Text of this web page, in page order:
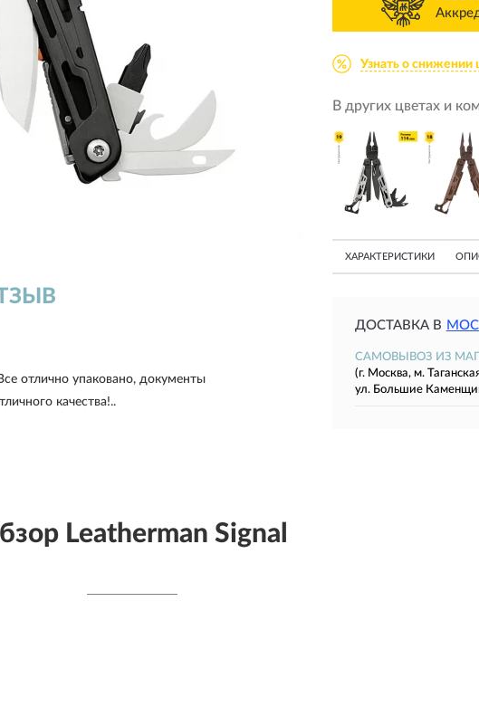
отлично упаковано, документы
качества!..
Узнать о снижении
В других цветах и
ХАРАКТЕРИСТИКИ
ДОСТАВКА В
САМОВЫВОЗ ИЗ
(г. Москва, м.
ул. Большие
Leatherman Signal